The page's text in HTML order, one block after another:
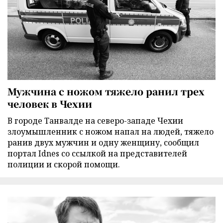
Мужчина с ножом тяжело ранил трех
человек в Чехии
В городе Танвалде на северо-западе Чехии
злоумышленник с ножом напал на людей, тяжело
ранив двух мужчин и одну женщину, сообщил
портал Idnes со ссылкой на представителей
полиции и скорой помощи.